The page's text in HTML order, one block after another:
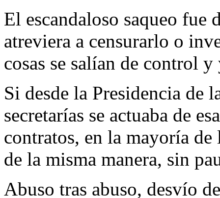
El escandaloso saqueo fue
atreviera a censurarlo o
cosas se salían de control
Si desde la Presidencia de
secretarías se actuaba de
contratos, en la mayoría de
de la misma manera, sin
Abuso tras abuso, desvío